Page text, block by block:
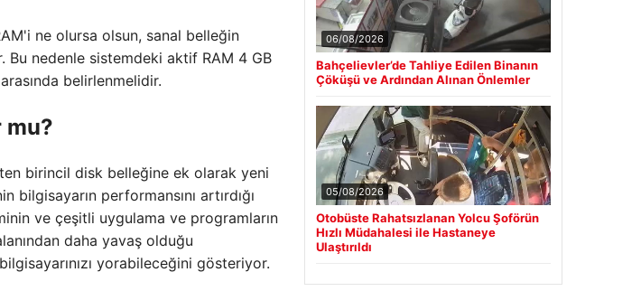
ne olursa olsun, sanal belleğin
Bu nedenle sistemdeki aktif RAM 4 GB
belirlenmelidir.
mu?
birincil disk belleğine ek olarak yeni
performansını artırdığı
ve çeşitli uygulama ve programların
daha yavaş olduğu
yorabileceğini gösteriyor.
06/08/2026
Bahçelievler’de Tahliye Edilen Binanın
Çöküşü ve Ardından Alınan Önlemler
05/08/2026
Otobüste Rahatsızlanan Yolcu Şoförün
Hızlı Müdahalesi ile Hastaneye
Ulaştırıldı